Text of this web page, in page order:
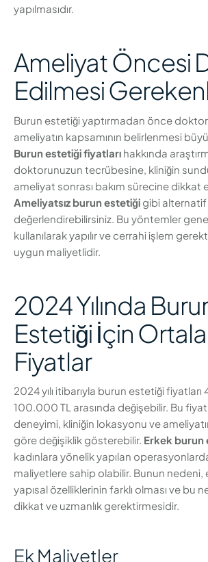
yapılmasıdır.
Ameliyat Öncesi
Edilmesi
Burun estetiği yaptırmadan önce
ameliyatın kapsamının belirlenmesi
Burun estetiği fiyatları hakkında
doktorunuzun tecrübesine, kliniğin
ameliyat sonrası bakım sürecine dikkat
Ameliyatsız burun estetiği gibi
değerlendirebilirsiniz. Bu yöntemler
kullanılarak yapılır ve cerrahi işlem
uygun maliyetlidir.
2024 Yılında
Estetiği İçin
Fiyatlar
2024 yılı itibarıyla burun estetiği
100.000 TL arasında değişebilir. Bu fiyat
deneyimi, kliniğin lokasyonu ve
göre değişiklik gösterebilir. Erkek burun
kadınlara yönelik yapılan
maliyetlere sahip olabilir. Bunun nedeni,
yapısal özelliklerinin farklı olması ve bu
dikkat ve uzmanlık gerektirmesidir.
Ek Maliyetler